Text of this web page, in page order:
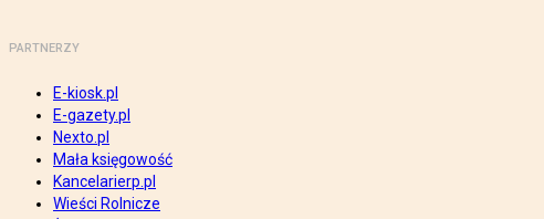
PARTNERZY
E-kiosk.pl
E-gazety.pl
Nexto.pl
Mała księgowość
Kancelarierp.pl
Wieści Rolnicze